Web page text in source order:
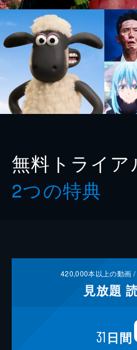
無料トライア
2つの特典
420,000本以上の動画 /
見放題
31 日間